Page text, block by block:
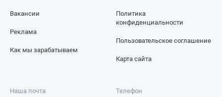
Вакансии
Реклама
Как мы зарабатываем
Политика
конфиденциальности
Пользовательское соглашение
Карта сайта
Наша почта Телефон